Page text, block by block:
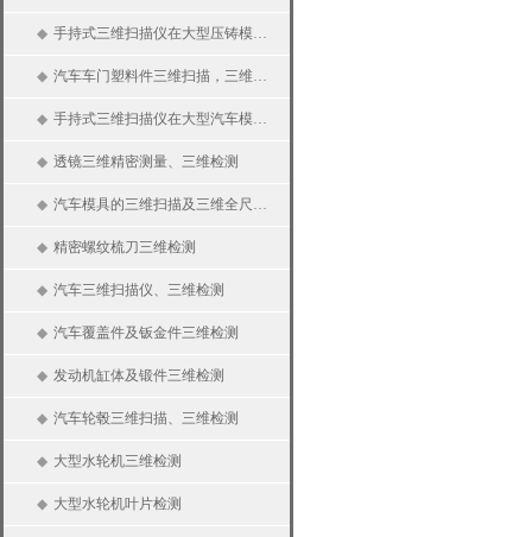
◆ 手持式三维扫描仪在大型压铸模具三维检测上的应用
◆ 汽车车门塑料件三维扫描，三维检测
◆ 手持式三维扫描仪在大型汽车模具上的应用
◆ 透镜三维精密测量、三维检测
◆ 汽车模具的三维扫描及三维全尺寸检测
◆ 精密螺纹梳刀三维检测
◆ 汽车三维扫描仪、三维检测
◆ 汽车覆盖件及钣金件三维检测
◆ 发动机缸体及锻件三维检测
◆ 汽车轮毂三维扫描、三维检测
◆ 大型水轮机三维检测
◆ 大型水轮机叶片检测